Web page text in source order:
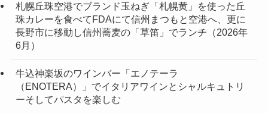
札幌丘珠空港でブランド玉ねぎ「札幌黄」を使った丘
珠カレーを食べてFDAにて信州まつもと空港へ、更に
長野市に移動し信州蕎麦の「草笛」でランチ（2026年
6月）
牛込神楽坂のワインバー「エノテーラ
（ENOTERA）」でイタリアワインとシャルキュトリ
ーそしてパスタを楽しむ